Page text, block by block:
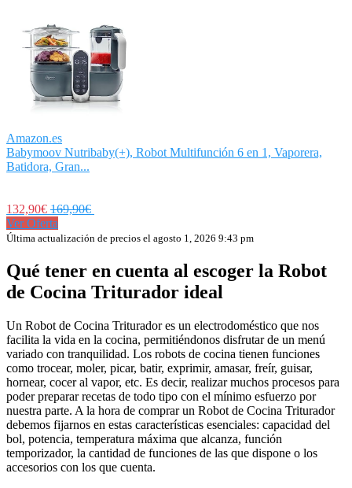
Amazon.es
Babymoov Nutribaby(+), Robot Multifunción 6 en 1, Vaporera,
Batidora, Gran...
132,90€ 169,90€
Ver Oferta
Última actualización de precios el agosto 1, 2026 9:43 pm
Qué tener en cuenta al escoger la Robot
de Cocina Triturador ideal
Un Robot de Cocina Triturador es un electrodoméstico que nos
facilita la vida en la cocina, permitiéndonos disfrutar de un menú
variado con tranquilidad. Los robots de cocina tienen funciones
como trocear, moler, picar, batir, exprimir, amasar, freír, guisar,
hornear, cocer al vapor, etc. Es decir, realizar muchos procesos para
poder preparar recetas de todo tipo con el mínimo esfuerzo por
nuestra parte. A la hora de comprar un Robot de Cocina Triturador
debemos fijarnos en estas características esenciales: capacidad del
bol, potencia, temperatura máxima que alcanza, función
temporizador, la cantidad de funciones de las que dispone o los
accesorios con los que cuenta.